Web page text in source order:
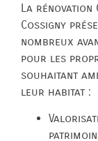
La rénovation
Cossigny
nombreux
pour les
souhaitant
leur habitat :